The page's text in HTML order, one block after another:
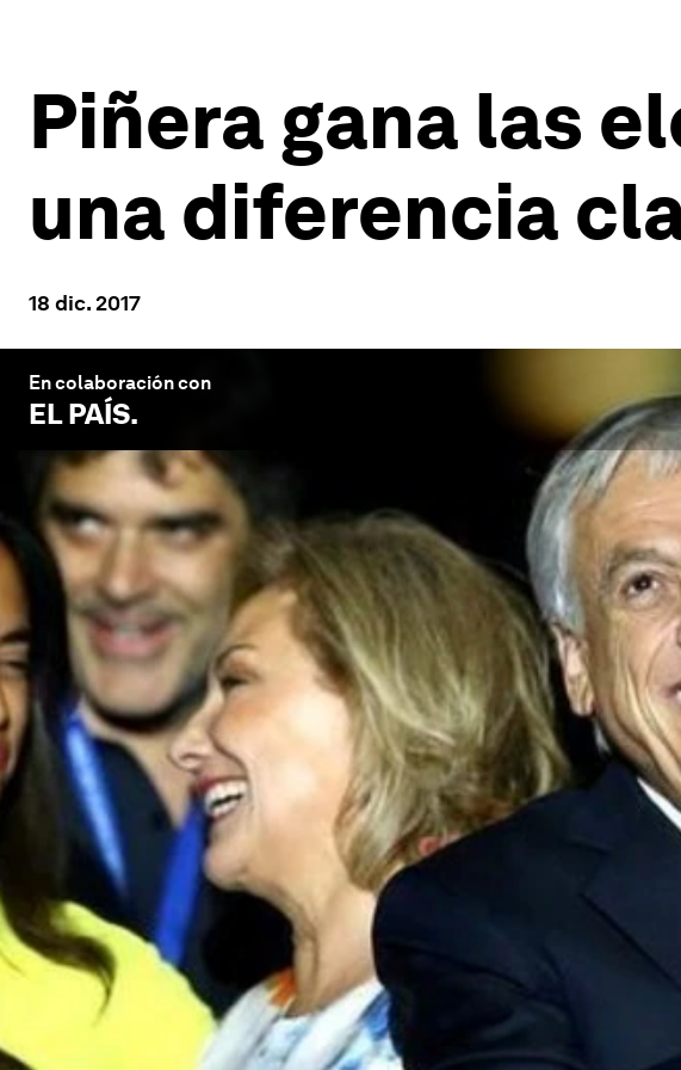
Piñera gana las
una diferencia
18 dic. 2017
En colaboración con
EL PAÍS.